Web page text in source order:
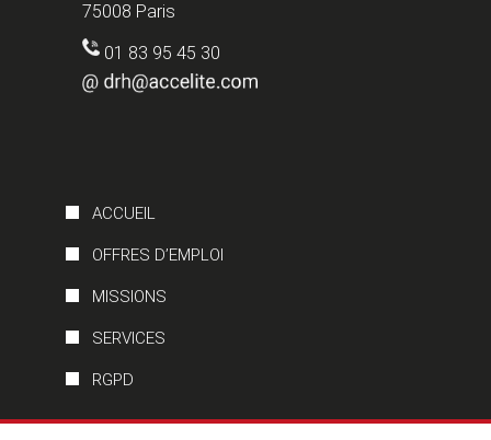
75008 Paris
01 83 95 45 30
ACCUEIL
OFFRES D’EMPLOI
MISSIONS
SERVICES
RGPD